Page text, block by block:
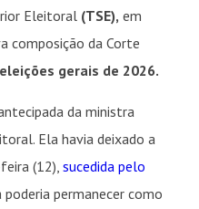
Eleitoral (TSE), em
composição da Corte
eleições gerais de 2026.
da ministra
Ela havia deixado a
(12), sucedida pelo
poderia permanecer como